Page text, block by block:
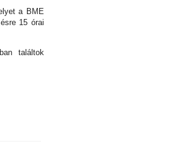
a BME
15 órai
ban találtok